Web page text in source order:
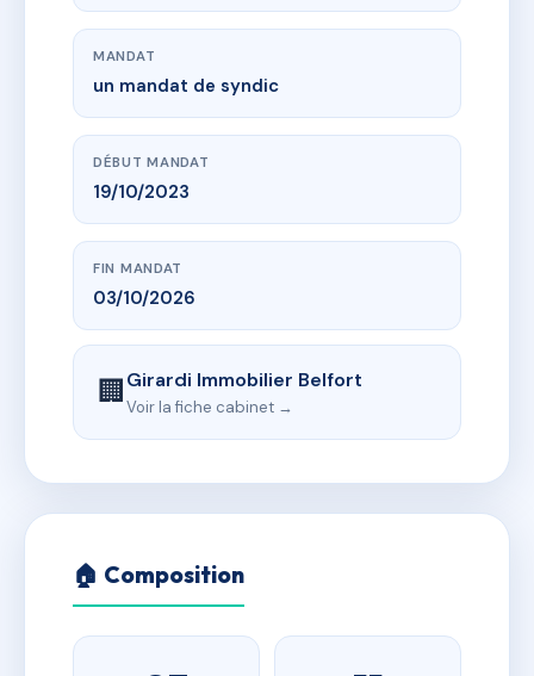
MANDAT
un mandat de syndic
DÉBUT MANDAT
19/10/2023
FIN MANDAT
03/10/2026
🏢Girardi Immobilier Belfort
Voir la fiche cabinet →
🏠 Composition